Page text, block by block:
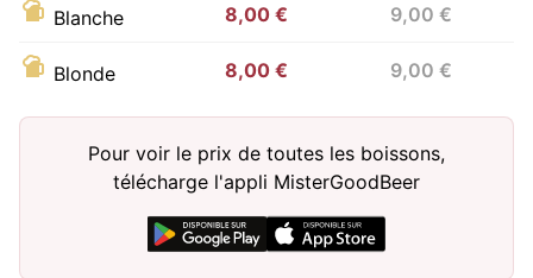
Blanche 8,00 € 9,00 €
Blonde 8,00 € 9,00 €
Pour voir le prix de toutes les boissons,
télécharge l'appli MisterGoodBeer